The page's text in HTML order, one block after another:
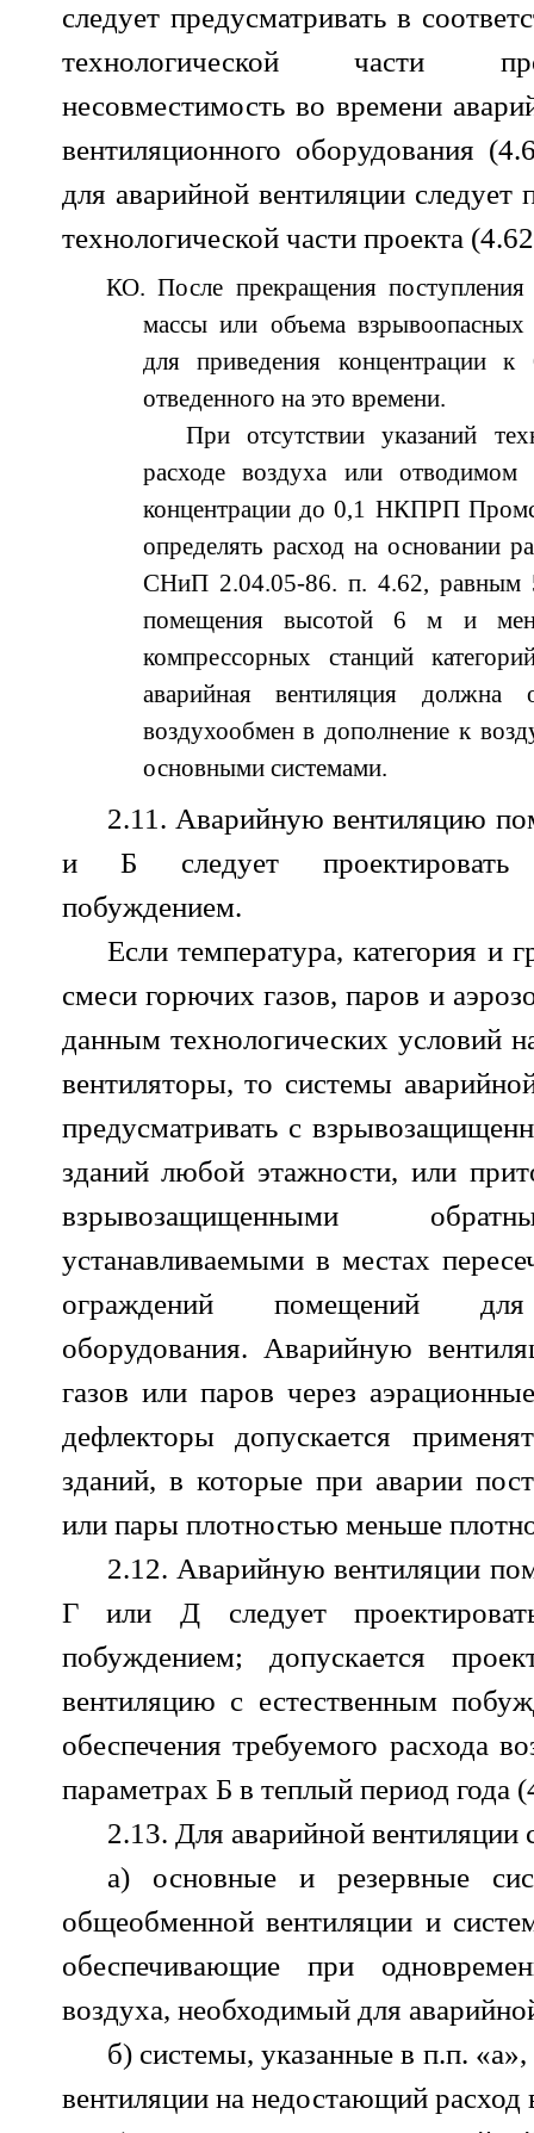
следует предусматривать в
технологической части
несовместимость во времени
вентиляционного оборудования
для аварийной вентиляции
технологической части проекта
КО. После прекращения
массы или объема взрывоопасных
для приведения концентрации
отведенного на это времени.
При отсутствии указаний
расходе воздуха или отводимом
концентрации до 0,1 НКПРП
определять расход на основании
СНиП 2.04.05-86. п. 4.62, равным
помещения высотой 6 м и
компрессорных станций
аварийная вентиляция должна
воздухообмен в дополнение к
основными системами.
2.11. Аварийную вентиляцию
и Б следует проектировать
побуждением.
Если температура, категория и
смеси горючих газов, паров и
данным технологических условий
вентиляторы, то системы
предусматривать с
зданий любой этажности, или
взрывозащищенными
устанавливаемыми в местах
ограждений помещений для
оборудования. Аварийную
газов или паров через
дефлекторы допускается
зданий, в которые при аварии
или пары плотностью меньше
2.12. Аварийную вентиляции
Г или Д следует
побуждением; допускается
вентиляцию с естественным
обеспечения требуемого расхода
параметрах Б в теплый период года
2.13. Для аварийной вентиляции
а) основные и резервные
общеобменной вентиляции и
обеспечивающие при
воздуха, необходимый для
б) системы, указанные в п.п.
вентиляции на недостающий расход